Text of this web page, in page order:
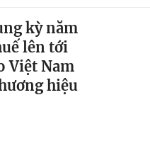
kỳ năm
lên tới
Việt Nam
hiệu